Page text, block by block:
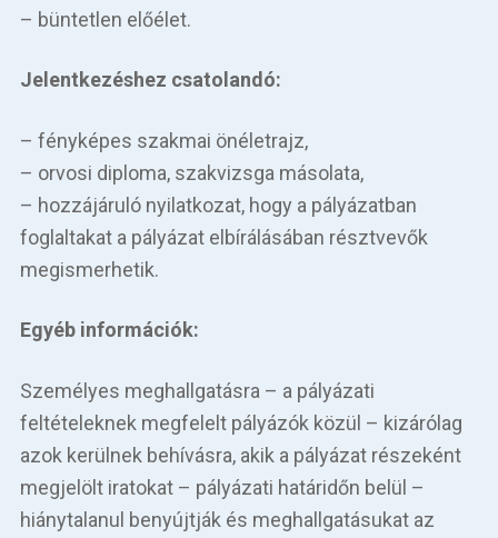
– büntetlen előélet.
Jelentkezéshez csatolandó:
– fényképes szakmai önéletrajz,
– orvosi diploma, szakvizsga másolata,
– hozzájáruló nyilatkozat, hogy a pályázatban
foglaltakat a pályázat elbírálásában résztvevők
megismerhetik.
Egyéb információk:
Személyes meghallgatásra – a pályázati
feltételeknek megfelelt pályázók közül – kizárólag
azok kerülnek behívásra, akik a pályázat részeként
megjelölt iratokat – pályázati határidőn belül –
hiánytalanul benyújtják és meghallgatásukat az